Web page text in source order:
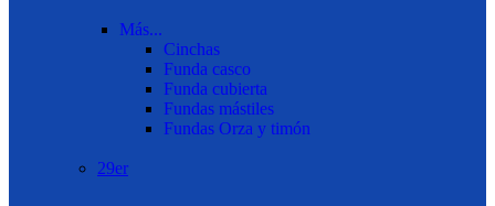
Más...
Cinchas
Funda casco
Funda cubierta
Fundas mástiles
Fundas Orza y timón
29er